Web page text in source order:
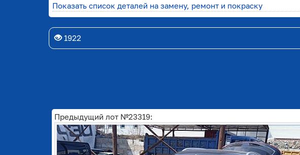
Показать список деталей на замену, ремонт и покраску
1922
Предыдущий лот №23319: